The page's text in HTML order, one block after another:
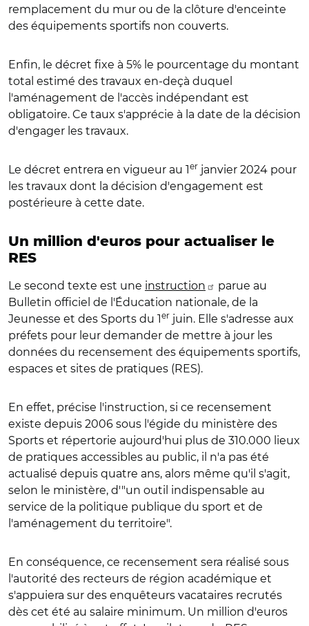
remplacement du mur ou de la clôture d'enceinte
des équipements sportifs non couverts.
Enfin, le décret fixe à 5% le pourcentage du montant
total estimé des travaux en-deçà duquel
l'aménagement de l'accès indépendant est
obligatoire. Ce taux s'apprécie à la date de la décision
d'engager les travaux.
Le décret entrera en vigueur au 1er janvier 2024 pour
les travaux dont la décision d'engagement est
postérieure à cette date.
Un million d'euros pour actualiser le
RES
Le second texte est une instruction
parue au
Bulletin officiel de l'Éducation nationale, de la
Jeunesse et des Sports du 1er juin. Elle s'adresse aux
préfets pour leur demander de mettre à jour les
données du recensement des équipements sportifs,
espaces et sites de pratiques (RES).
En effet, précise l'instruction, si ce recensement
existe depuis 2006 sous l'égide du ministère des
Sports et répertorie aujourd'hui plus de 310.000 lieux
de pratiques accessibles au public, il n'a pas été
actualisé depuis quatre ans, alors même qu'il s'agit,
selon le ministère, d'"un outil indispensable au
service de la politique publique du sport et de
l'aménagement du territoire".
En conséquence, ce recensement sera réalisé sous
l'autorité des recteurs de région académique et
s'appuiera sur des enquêteurs vacataires recrutés
dès cet été au salaire minimum. Un million d'euros